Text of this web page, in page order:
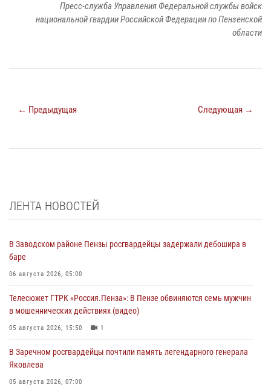
Пресс-служба Управления Федеральной службы войск
национальной гвардии Российской Федерации по Пензенской
области
← Предыдущая Следующая →
ЛЕНТА НОВОСТЕЙ
В Заводском районе Пензы росгвардейцы задержали дебошира в
баре
06 августа 2026, 05:00
Телесюжет ГТРК «Россия.Пенза»: В Пензе обвиняются семь мужчин
в мошеннических действиях (видео)
05 августа 2026, 15:50 1
В Заречном росгвардейцы почтили память легендарного генерала
Яковлева
05 августа 2026, 07:00